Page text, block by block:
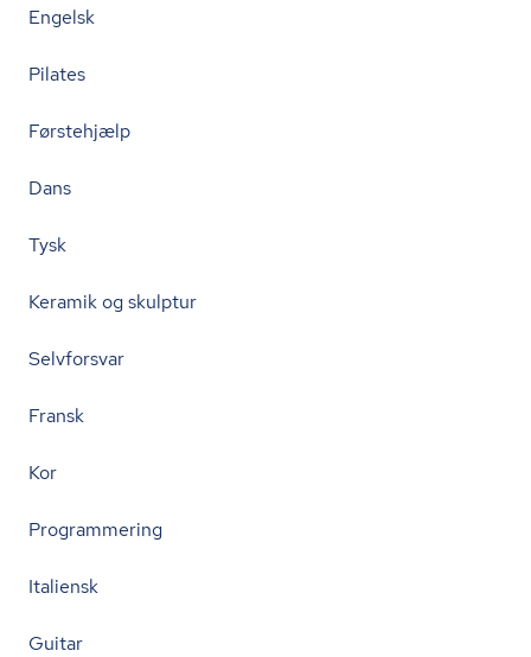
Engelsk
Pilates
Førstehjælp
Dans
Tysk
Keramik og skulptur
Selvforsvar
Fransk
Kor
Programmering
Italiensk
Guitar